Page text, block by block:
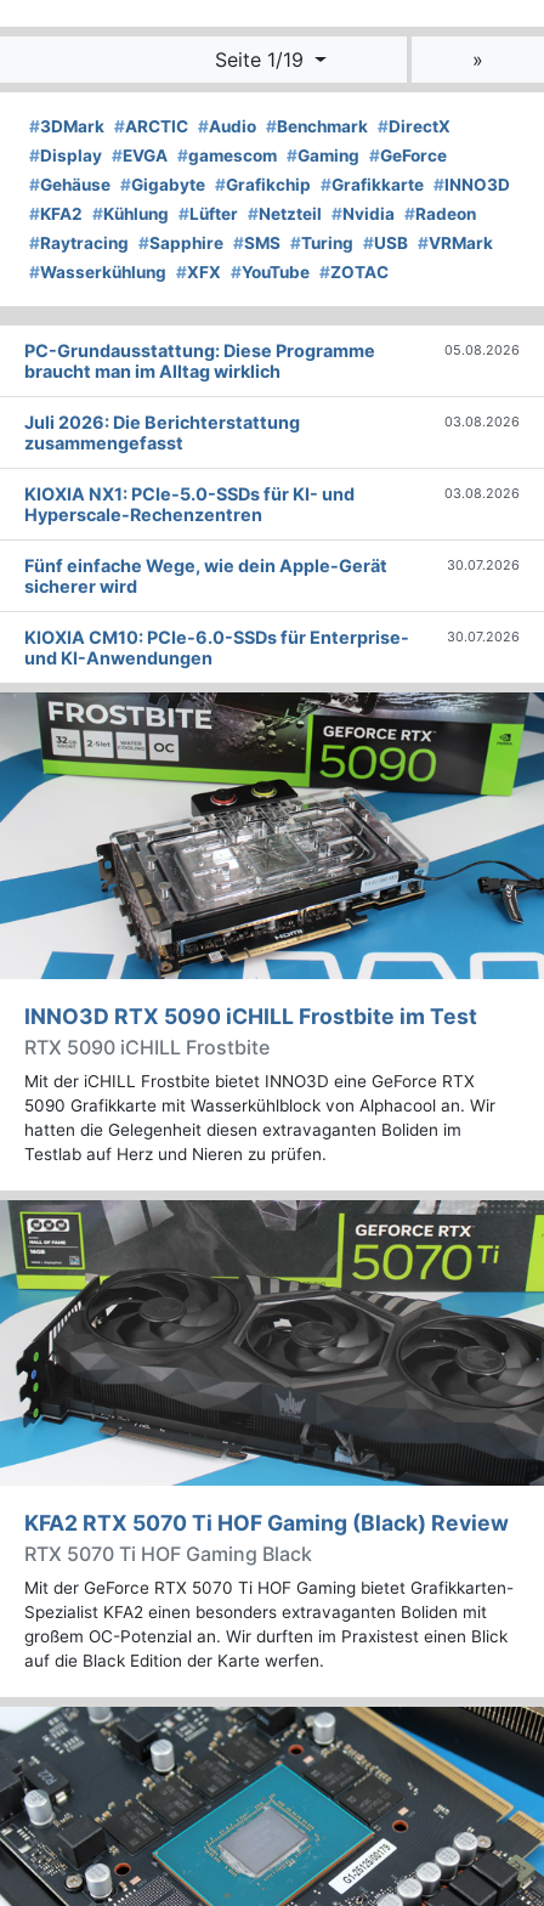
Seite 1/19 »
#3DMark #ARCTIC #Audio #Benchmark #DirectX
#Display #EVGA #gamescom #Gaming #GeForce
#Gehäuse #Gigabyte #Grafikchip #Grafikkarte #INNO3D
#KFA2 #Kühlung #Lüfter #Netzteil #Nvidia #Radeon
#Raytracing #Sapphire #SMS #Turing #USB #VRMark
#Wasserkühlung #XFX #YouTube #ZOTAC
PC-Grundausstattung: Diese Programme
braucht man im Alltag wirklich
05.08.2026
Juli 2026: Die Bericht­erstattung
zusammengefasst
03.08.2026
KIOXIA NX1: PCIe-5.0-SSDs für KI- und
Hyperscale-Rechenzentren
03.08.2026
Fünf einfache Wege, wie dein Apple-Gerät
sicherer wird
30.07.2026
KIOXIA CM10: PCIe-6.0-SSDs für Enterprise-
und KI-Anwendungen
30.07.2026
INNO3D RTX 5090 iCHILL Frostbite im Test
RTX 5090 iCHILL Frostbite
Mit der iCHILL Frostbite bietet INNO3D eine GeForce RTX
5090 Grafikkarte mit Wasserkühlblock von Alphacool an. Wir
hatten die Gelegenheit diesen extravaganten Boliden im
Testlab auf Herz und Nieren zu prüfen.
KFA2 RTX 5070 Ti HOF Gaming (Black) Review
RTX 5070 Ti HOF Gaming Black
Mit der GeForce RTX 5070 Ti HOF Gaming bietet Grafikkarten-
Spezialist KFA2 einen besonders extravaganten Boliden mit
großem OC-Potenzial an. Wir durften im Praxistest einen Blick
auf die Black Edition der Karte werfen.